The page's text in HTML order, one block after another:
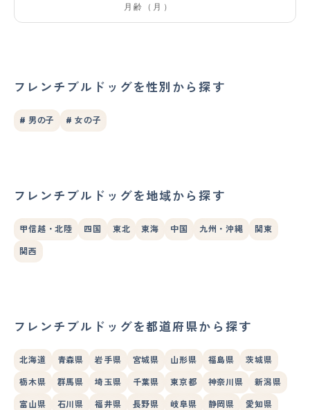
フレンチブルドッグを性別から探す
# 男の子 # 女の子
フレンチブルドッグを地域から探す
甲信越・北陸 四国 東北 東海 中国 九州・沖縄 関東
関西
フレンチブルドッグを都道府県から探す
北海道 青森県 岩手県 宮城県 山形県 福島県 茨城県
栃木県 群馬県 埼玉県 千葉県 東京都 神奈川県 新潟県
富山県 石川県 福井県 長野県 岐阜県 静岡県 愛知県